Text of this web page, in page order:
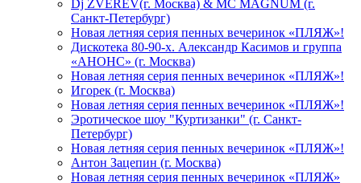
Dj ZVEREV(г. Москва) & MC MAGNUM (г.
Санкт-Петербург)
Новая летняя серия пенных вечеринок «ПЛЯЖ»!
Дискотека 80-90-х. Александр Касимов и группа
«АНОНС» (г. Москва)
Новая летняя серия пенных вечеринок «ПЛЯЖ»!
Игорек (г. Москва)
Новая летняя серия пенных вечеринок «ПЛЯЖ»!
Эротическое шоу "Куртизанки" (г. Санкт-
Петербург)
Новая летняя серия пенных вечеринок «ПЛЯЖ»!
Антон Зацепин (г. Москва)
Новая летняя серия пенных вечеринок «ПЛЯЖ»